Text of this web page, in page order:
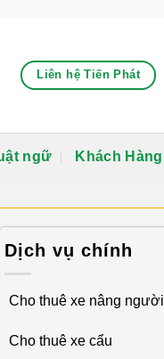
Liên hệ Tiến Phát
ngữ Khách Hàng
Dịch vụ chính
Cho thuê xe nâng người
Cho thuê xe cẩu